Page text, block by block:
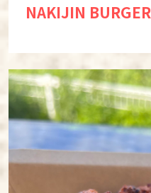
NAKIJIN BURGER